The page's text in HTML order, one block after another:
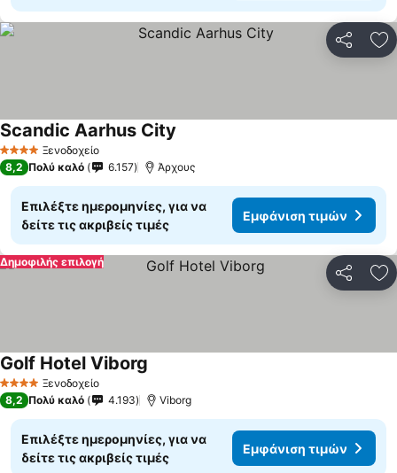
4 ΑστέριαΞενοδοχείο
Scandic Aarhus City
8,2 Πολύ καλό 6.157 Άρχους
Επιλέξτε ημερομηνίες, για να
δείτε τις ακριβείς τιμές
Εμφάνιση τιμών
Δημοφιλής επιλογή
4 ΑστέριαΞενοδοχείο
Golf Hotel Viborg
8,2 Πολύ καλό 4.193 Viborg
Επιλέξτε ημερομηνίες, για να
δείτε τις ακριβείς τιμές
Εμφάνιση τιμών